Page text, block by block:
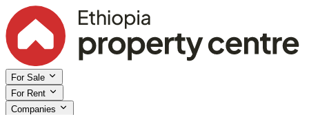
For Sale
For Rent
Companies